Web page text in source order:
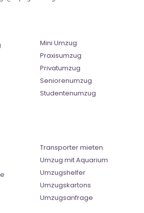
Mini Umzug
Praxisumzug
Privatumzug
Seniorenumzug
Studentenumzug
Transporter mieten
Umzug mit Aquarium
Umzugshelfer
Umzugskartons
Umzugsanfrage